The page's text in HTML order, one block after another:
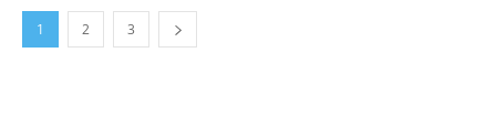
1 2 3